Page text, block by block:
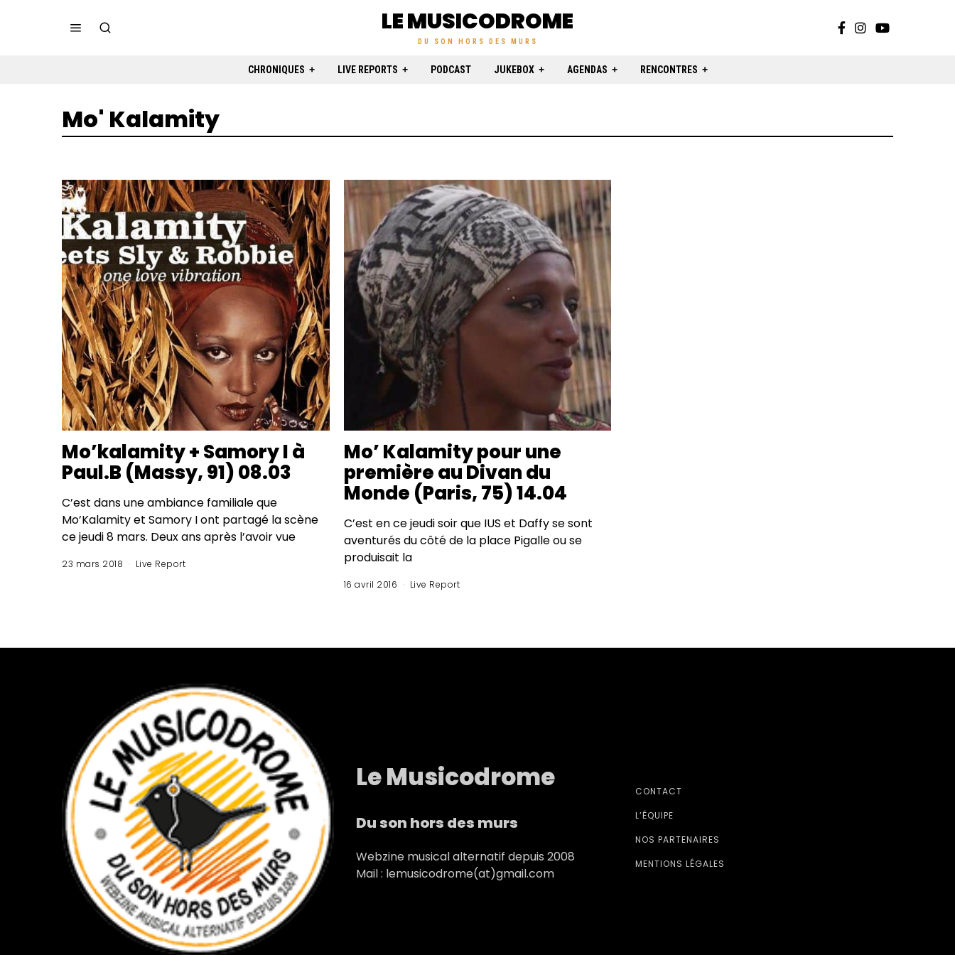
LE MUSICODROME
DU SON HORS DES MURS
CHRONIQUES LIVE REPORTS PODCAST JUKEBOX AGENDAS RENCONTRES
Mo' Kalamity
Mo’kalamity + Samory I à
Paul.B (Massy, 91) 08.03
C’est dans une ambiance familiale que
Mo’Kalamity et Samory I ont partagé la scène
ce jeudi 8 mars. Deux ans après l’avoir vue
23 mars 2018 Live Report
Mo’ Kalamity pour une
première au Divan du
Monde (Paris, 75) 14.04
C’est en ce jeudi soir que IUS et Daffy se sont
aventurés du côté de la place Pigalle ou se
produisait la
16 avril 2016 Live Report
Le Musicodrome
Du son hors des murs
Webzine musical alternatif depuis 2008
Mail : lemusicodrome(at)gmail.com
CONTACT
L’ÉQUIPE
NOS PARTENAIRES
MENTIONS LÉGALES